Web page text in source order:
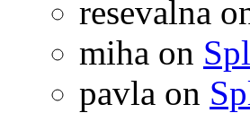
resevalna
miha on
pavla on